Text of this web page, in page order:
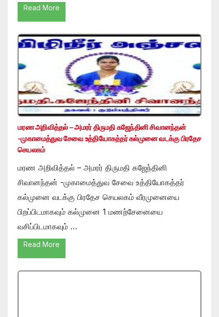
Read More
மரண அறிவித்தல் – அமரர் திருமதி கஜேந்தினி சிவானந்தன்
-முகாமைத்துவ சேவை உத்தியோகத்தர் கல்முனை வடக்கு பிரதேச
செயலகம்
மரண அறிவித்தல் – அமரர் திருமதி கஜேந்தினி
சிவானந்தன் -முகாமைத்துவ சேவை உத்தியோகத்தர்
கல்முனை வடக்கு பிரதேச செயலகம் வீரமுனையை
பிறப்பிடமாகவும் கல்முனை 1 மணற்சேனையை
வசிப்பிடமாகவும் …
Read More